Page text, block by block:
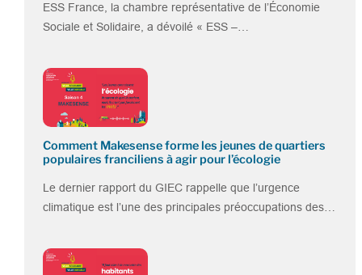
ESS France, la chambre représentative de l’Économie
Sociale et Solidaire, a dévoilé « ESS –…
Comment Makesense forme les jeunes de quartiers
populaires franciliens à agir pour l’écologie
Le dernier rapport du GIEC rappelle que l’urgence
climatique est l’une des principales préoccupations des…